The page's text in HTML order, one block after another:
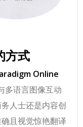
方式
Online
多语言图像互动
人士还是内容创
且视觉惊艳翻译